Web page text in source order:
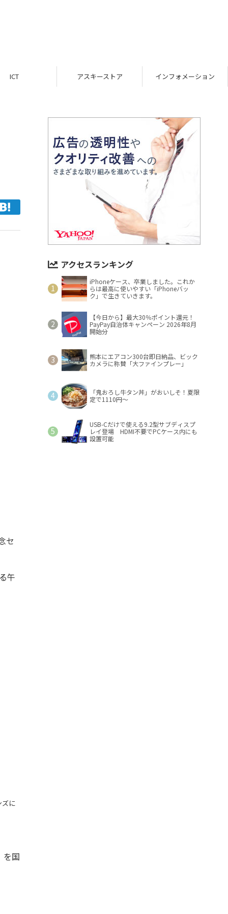
ICT アスキーストア インフォメーション
セ
午
ズに
を国
アクセスランキング
iPhoneケース、卒業しました。これか
らは最高に使いやすい「iPhoneバッ
ク」で生きていきます。
【今日から】最大30％ポイント還元！
PayPay自治体キャンペーン 2026年8月
開始分
熊本にエアコン300台即日納品、ビック
カメラに称賛「大ファインプレー」
「鬼おろし牛タン丼」がおいしそ！夏限
定で1110円～
USB-Cだけで使える9.2型サブディスプ
レイ登場 HDMI不要でPCケース内にも
設置可能